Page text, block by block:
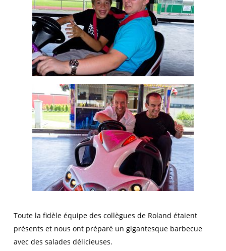
Toute la fidèle équipe des collègues de Roland étaient
présents et nous ont préparé un gigantesque barbecue
avec des salades délicieuses.